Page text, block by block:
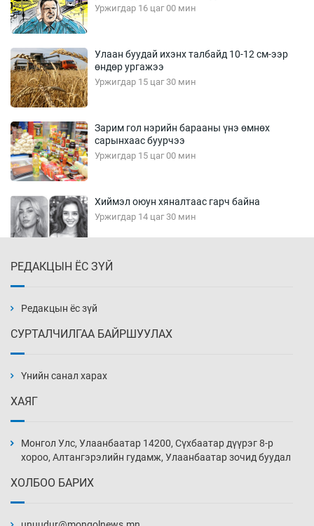
Уржигдар 16 цаг 00 мин
Улаан буудай ихэнх талбайд 10-12 см-ээр
өндөр ургажээ
Уржигдар 15 цаг 30 мин
Зарим гол нэрийн барааны үнэ өмнөх
сарынхаас буурчээ
Уржигдар 15 цаг 00 мин
Хиймэл оюун хяналтаас гарч байна
Уржигдар 14 цаг 30 мин
Уржигдар 14 цаг 00 мин
нэмэгджээ
Уржигдар 13 цаг 30 мин
РЕДАКЦЫН ЁС ЗҮЙ
Редакцын ёс зүй
СУРТАЛЧИЛГАА БАЙРШУУЛАХ
Үнийн санал харах
ХАЯГ
Монгол Улс, Улаанбаатар 14200, Сүхбаатар дүүрэг 8-р
хороо, Алтангэрэлийн гудамж, Улаанбаатар зочид буудал
ХОЛБОО БАРИХ